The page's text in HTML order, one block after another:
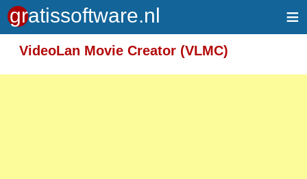
≡
VideoLan Movie Creator (VLMC)